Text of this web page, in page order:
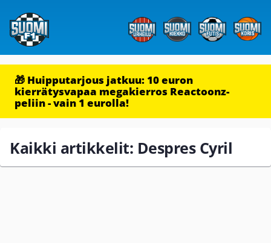
🎁 Huipputarjous jatkuu: 10 euron
kierrätysvapaa megakierros Reactoonz-
peliin - vain 1 eurolla!
Kaikki artikkelit: Despres Cyril